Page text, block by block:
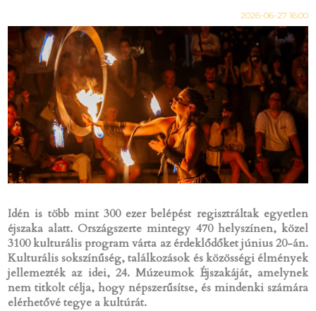
2026-06-27 16:00
Idén is több mint 300 ezer belépést regisztráltak egyetlen
éjszaka alatt. Országszerte mintegy 470 helyszínen, közel
3100 kulturális program várta az érdeklődőket június 20-án.
Kulturális sokszínűség, találkozások és közösségi élmények
jellemezték az idei, 24. Múzeumok Éjszakáját, amelynek
nem titkolt célja, hogy népszerűsítse, és mindenki számára
elérhetővé tegye a kultúrát.